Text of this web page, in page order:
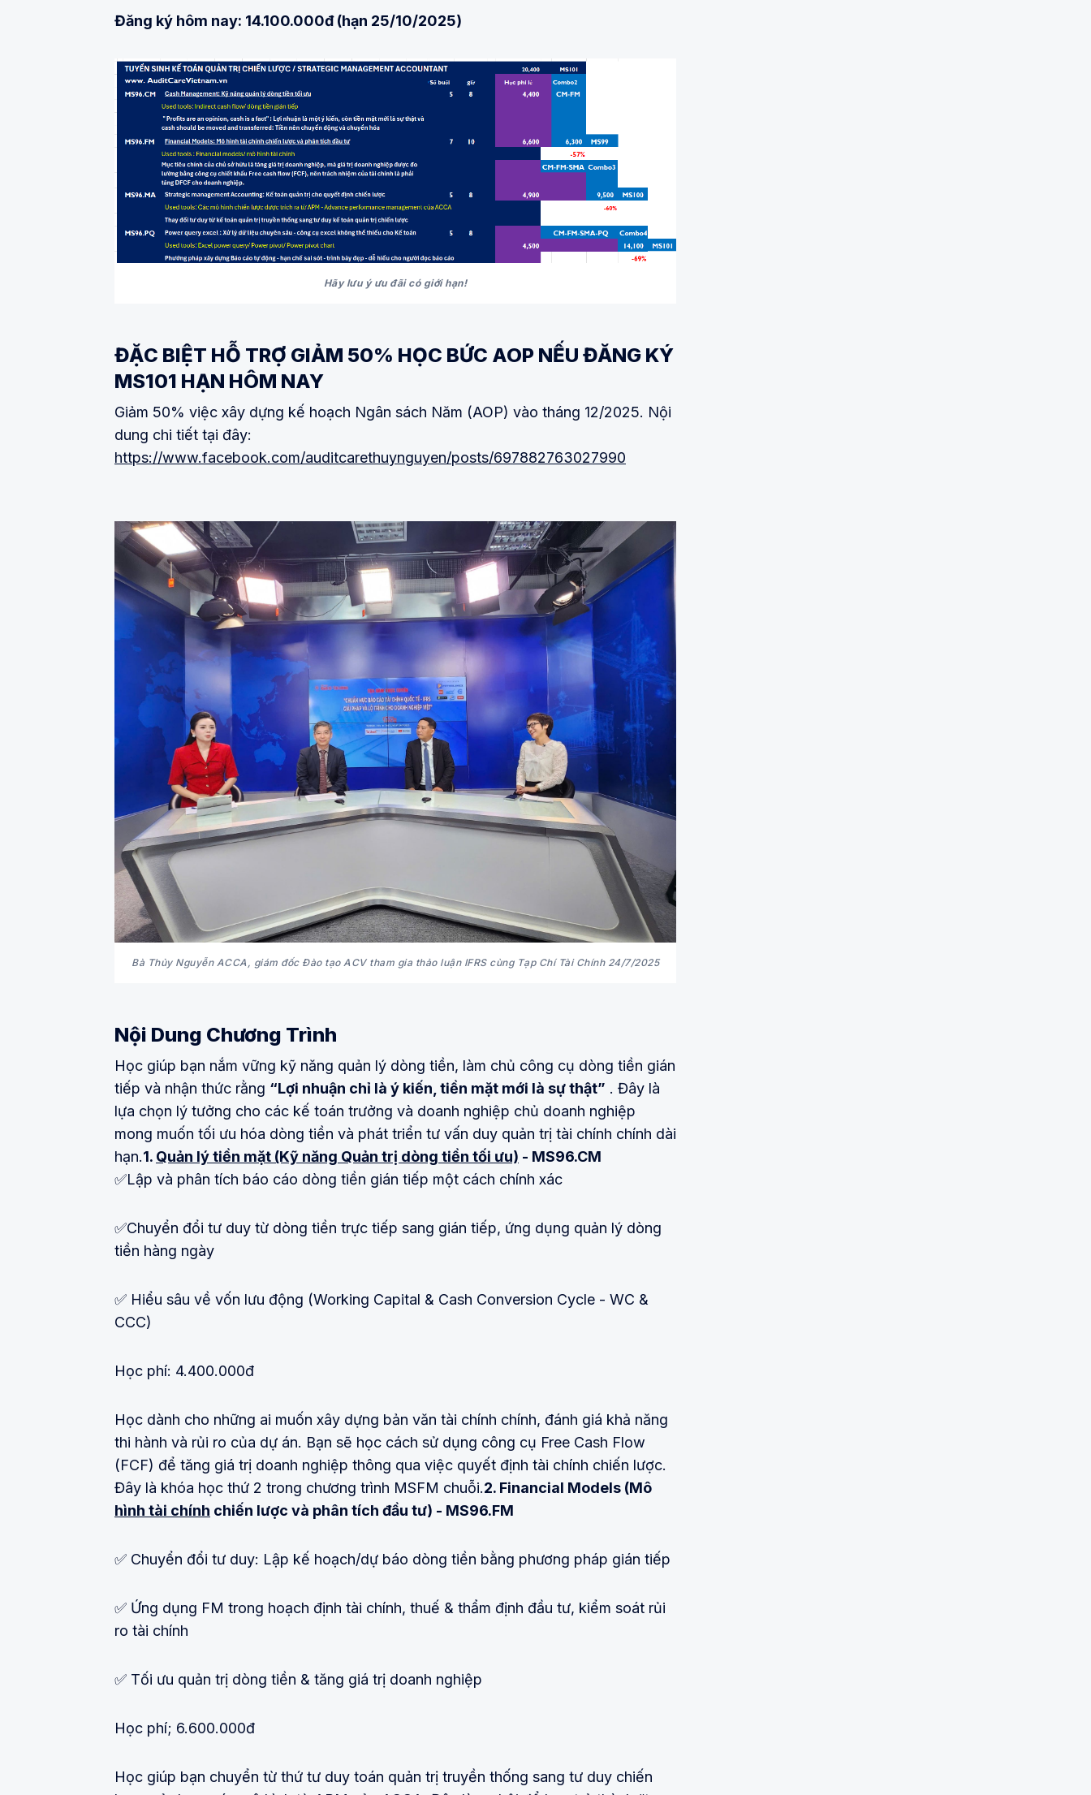
Đăng ký hôm nay: 14.100.000đ (hạn 25/10/2025)
Hãy lưu ý ưu đãi có giới hạn!
ĐẶC BIỆT HỖ TRỢ GIẢM 50% HỌC BỨC AOP NẾU ĐĂNG KÝ
MS101 HẠN HÔM NAY
Giảm 50% việc xây dựng kế hoạch Ngân sách Năm (AOP) vào tháng 12/2025. Nội
dung chi tiết tại đây:
https://www.facebook.com/auditcarethuynguyen/posts/697882763027990
Bà Thủy Nguyễn ACCA, giám đốc Đào tạo ACV tham gia thảo luận IFRS cùng Tạp Chí Tài Chính 24/7/2025
Nội Dung Chương Trình
Học giúp bạn nắm vững kỹ năng quản lý dòng tiền, làm chủ công cụ dòng tiền gián
tiếp và nhận thức rằng “Lợi nhuận chỉ là ý kiến, tiền mặt mới là sự thật” . Đây là
lựa chọn lý tưởng cho các kế toán trưởng và doanh nghiệp chủ doanh nghiệp
mong muốn tối ưu hóa dòng tiền và phát triển tư vấn duy quản trị tài chính chính dài
hạn.1. Quản lý tiền mặt (Kỹ năng Quản trị dòng tiền tối ưu) - MS96.CM
✅Lập và phân tích báo cáo dòng tiền gián tiếp một cách chính xác
✅Chuyển đổi tư duy từ dòng tiền trực tiếp sang gián tiếp, ứng dụng quản lý dòng
tiền hàng ngày
✅ Hiểu sâu về vốn lưu động (Working Capital & Cash Conversion Cycle - WC &
CCC)
Học phí: 4.400.000đ
Học dành cho những ai muốn xây dựng bản văn tài chính chính, đánh giá khả năng
thi hành và rủi ro của dự án. Bạn sẽ học cách sử dụng công cụ Free Cash Flow
(FCF) để tăng giá trị doanh nghiệp thông qua việc quyết định tài chính chiến lược.
Đây là khóa học thứ 2 trong chương trình MSFM chuỗi.2. Financial Models (Mô
hình tài chính chiến lược và phân tích đầu tư) - MS96.FM
✅ Chuyển đổi tư duy: Lập kế hoạch/dự báo dòng tiền bằng phương pháp gián tiếp
✅ Ứng dụng FM trong hoạch định tài chính, thuế & thẩm định đầu tư, kiểm soát rủi
ro tài chính
✅ Tối ưu quản trị dòng tiền & tăng giá trị doanh nghiệp
Học phí; 6.600.000đ
Học giúp bạn chuyển từ thứ tư duy toán quản trị truyền thống sang tư duy chiến